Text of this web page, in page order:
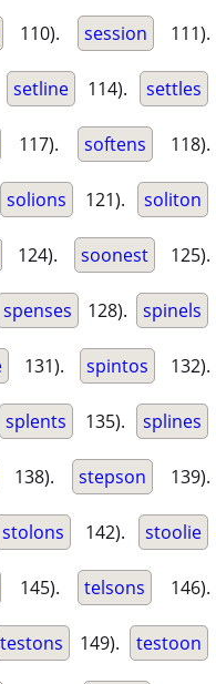
110). session 111).
setline 114). settles
117). softens 118).
solions 121). soliton
124). soonest 125).
spenses 128). spinels
131). spintos 132).
splents 135). splines
138). stepson 139).
stolons 142). stoolie
145). telsons 146).
testons 149). testoon